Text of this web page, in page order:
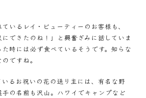
いるレイ・ビューティーのお客様も、
にできたのね！」と興奮ぎみに話していま
時には必ず食べているそうです。知らな
ですね。
るお祝いの花の送り主には、有名な野
の名前も沢山。ハワイでキャンプなど